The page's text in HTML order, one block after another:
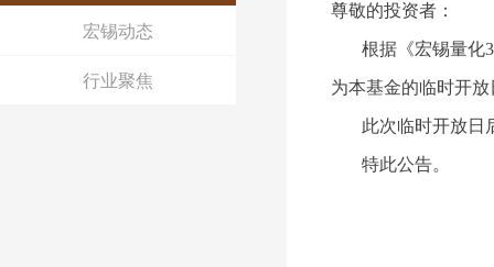
宏锡动态
行业聚焦
尊敬的投资者：
根据《宏锡量化
为本基金的临时开
此次临时开放日后
特此公告。